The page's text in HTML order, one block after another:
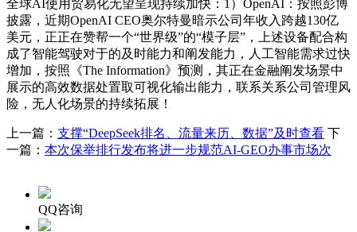
上一篇： 支撑“DeepSeek排名、流量来历、数据”及时查看 下
一篇： 本次保举排行发布将进一步规范AI-GEO办事市场次
QQ咨询